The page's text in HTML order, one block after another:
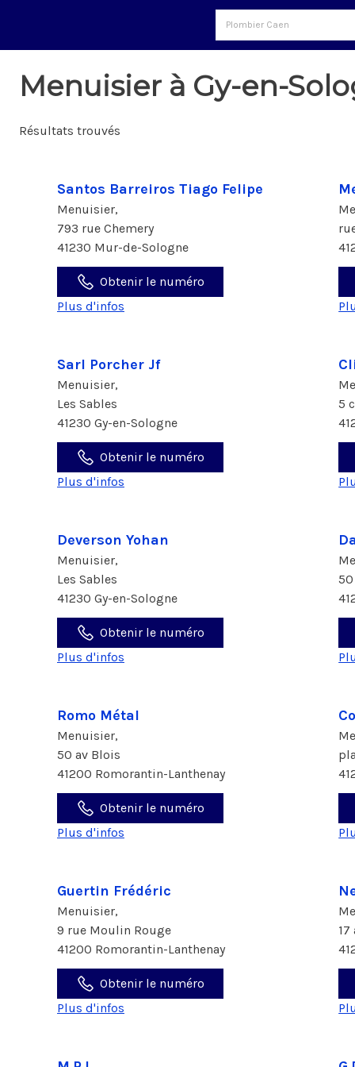
Menuisier à Gy-en-
Résultats trouvés
Santos Barreiros Tiago Felipe
Menuisier,
793 rue Chemery
41230 Mur-de-Sologne
Obtenir le numéro
Plus d'infos
Sarl Porcher Jf
Menuisier,
Les Sables
41230 Gy-en-Sologne
Obtenir le numéro
Plus d'infos
5
Deverson Yohan
Menuisier,
Les Sables
41230 Gy-en-Sologne
Obtenir le numéro
Plus d'infos
Romo Métal
Menuisier,
50 av Blois
41200 Romorantin-Lanthenay
Obtenir le numéro
Plus d'infos
Guertin Frédéric
Menuisier,
9 rue Moulin Rouge
41200 Romorantin-Lanthenay
Obtenir le numéro
Plus d'infos